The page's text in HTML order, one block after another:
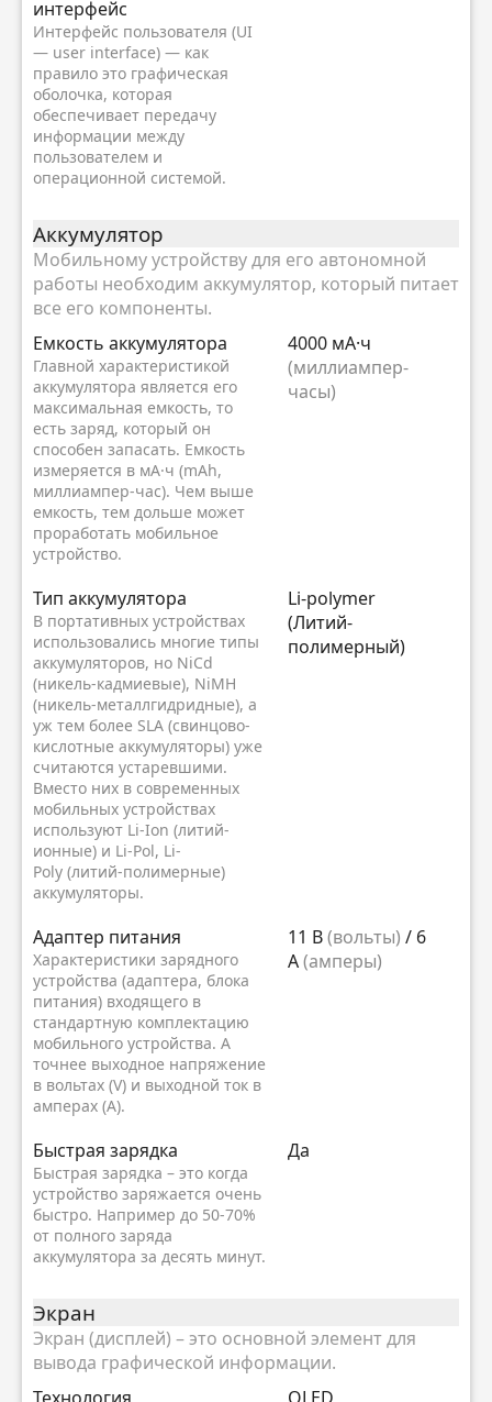
интерфейс
Интерфейс пользователя (UI
— user interface) — как
правило это графическая
оболочка, которая
обеспечивает передачу
информации между
пользователем и
операционной системой.
Аккумулятор
Мобильному устройству для его автономной
работы необходим аккумулятор, который питает
все его компоненты.
Емкость аккумулятора
Главной характеристикой
аккумулятора является его
максимальная емкость, то
есть заряд, который он
способен запасать. Емкость
измеряется в мА·ч (mAh,
миллиампер-час). Чем выше
емкость, тем дольше может
проработать мобильное
устройство.
4000 мА·ч
(миллиампер-
часы)
Тип аккумулятора
В портативных устройствах
использовались многие типы
аккумуляторов, но NiCd
(никель-кадмиевые), NiMH
(никель-металлгидридные), а
уж тем более SLA (свинцово-
кислотные аккумуляторы) уже
считаются устаревшими.
Вместо них в современных
мобильных устройствах
используют Li-Ion (литий-
ионные) и Li-Pol, Li-
Poly (литий-полимерные)
аккумуляторы.
Li-polymer
(Литий-
полимерный)
Адаптер питания
Характеристики зарядного
устройства (адаптера, блока
питания) входящего в
стандартную комплектацию
мобильного устройства. А
точнее выходное напряжение
в вольтах (V) и выходной ток в
амперах (A).
11 В(вольты) / 6
А(амперы)
Быстрая зарядка
Быстрая зарядка – это когда
устройство заряжается очень
быстро. Например до 50-70%
от полного заряда
аккумулятора за десять минут.
Да
Экран
Экран (дисплей) – это основной элемент для
вывода графической информации.